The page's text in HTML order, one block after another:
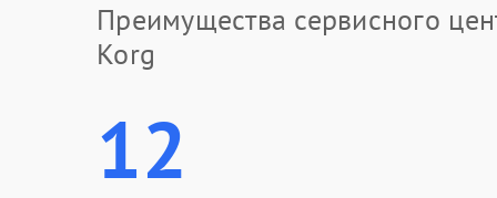
Преимущества сервисного
Korg
12